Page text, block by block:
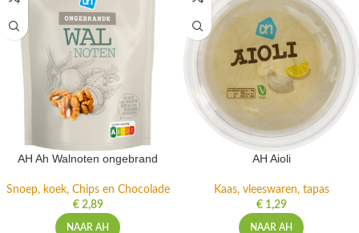
AH Ah Walnoten ongebrand
Snoep, koek, Chips en Chocolade
€2,89
NAAR AH
AH Aioli
Kaas, vleeswaren, tapas
€1,29
NAAR AH